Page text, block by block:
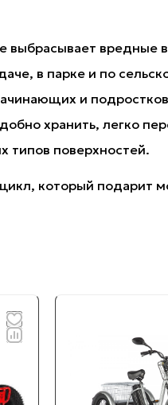
выбрасывает вредные
в парке и по
и
хранить, легко
типов поверхностей.
который подарит